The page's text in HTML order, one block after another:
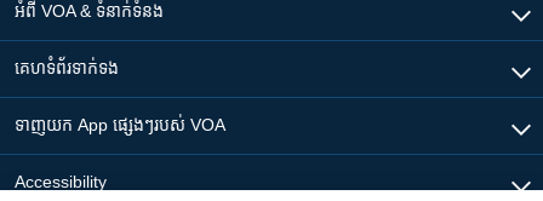
អំពី​ VOA & ទំនាក់ទំនង
គេហទំព័រ​​ទាក់ទង
ទាញយក​ App ផ្សេងៗ​របស់​ VOA
Accessibility